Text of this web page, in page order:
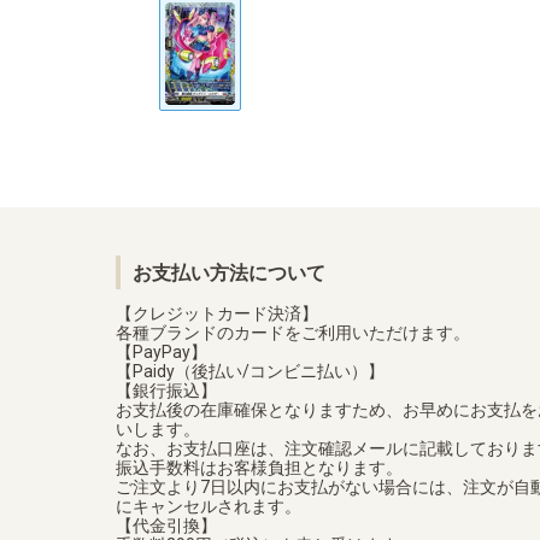
お支払い方法について
【クレジットカード決済】
各種ブランドのカードをご利用いただけます。
【PayPay】
【Paidy（後払い/コンビニ払い）】
【銀行振込】
お支払後の在庫確保となりますため、お早めにお支払
いします。
なお、お支払口座は、注文確認メールに記載しており
振込手数料はお客様負担となります。
ご注文より7日以内にお支払がない場合には、注文が自
にキャンセルされます。
【代金引換】